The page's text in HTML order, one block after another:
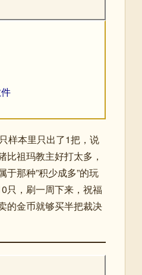
样本里只出了1把，说
比祖玛教主好打太多，
于那种”积少成多”的玩
，刷一周下来，祝福
的金币就够买半把裁决